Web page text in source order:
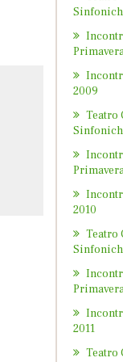
2009
Teatro
2010
Teatro
2011
Teatro